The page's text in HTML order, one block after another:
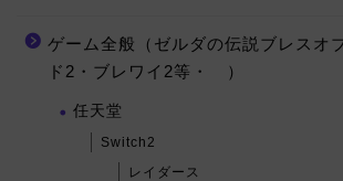
ゲーム全般（ゼルダの伝説ブレスオ
ド2・ブレワイ2等・ ）
任天堂
Switch2
レイダース